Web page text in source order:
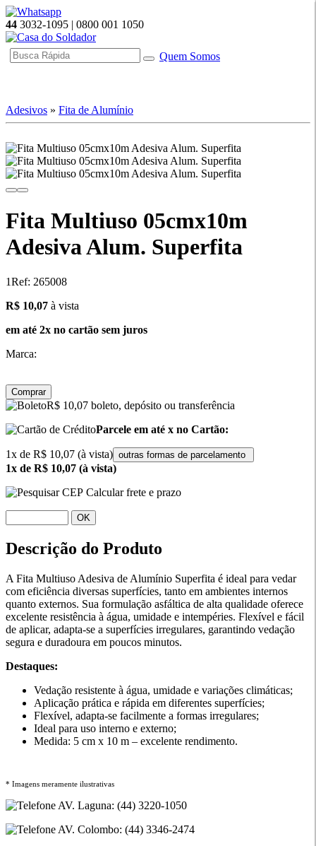
44 3032-1095 | 0800 001 1050
Quem Somos
Adesivos » Fita de Alumínio
Fita Multiuso 05cmx10m
Adesiva Alum. Superfita
1Ref: 265008
10.07
R$ 10,07 à vista
em até 2x no cartão sem juros
Marca:
Comprar
R$ 10,07 boleto, depósito ou transferência
Parcele em até x no Cartão:
1x de R$ 10,07 (à vista) outras formas de parcelamento
1x de R$ 10,07 (à vista)
Calcular frete e prazo
OK
Descrição do Produto
A Fita Multiuso Adesiva de Alumínio Superfita é ideal para vedar
com eficiência diversas superfícies, tanto em ambientes internos
quanto externos. Sua formulação asfáltica de alta qualidade oferece
excelente resistência à água, umidade e intempéries. Flexível e fácil
de aplicar, adapta-se a superfícies irregulares, garantindo vedação
segura e duradoura em poucos minutos.
Destaques:
Vedação resistente à água, umidade e variações climáticas;
Aplicação prática e rápida em diferentes superfícies;
Flexível, adapta-se facilmente a formas irregulares;
Ideal para uso interno e externo;
Medida: 5 cm x 10 m – excelente rendimento.
* Imagens meramente ilustrativas
AV. Laguna: (44) 3220-1050
AV. Colombo: (44) 3346-2474